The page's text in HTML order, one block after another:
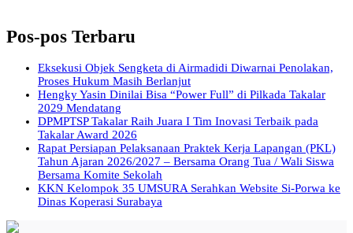
Pos-pos Terbaru
Eksekusi Objek Sengketa di Airmadidi Diwarnai Penolakan,
Proses Hukum Masih Berlanjut
Hengky Yasin Dinilai Bisa “Power Full” di Pilkada Takalar
2029 Mendatang
DPMPTSP Takalar Raih Juara I Tim Inovasi Terbaik pada
Takalar Award 2026
Rapat Persiapan Pelaksanaan Praktek Kerja Lapangan (PKL)
Tahun Ajaran 2026/2027 – Bersama Orang Tua / Wali Siswa
Bersama Komite Sekolah
KKN Kelompok 35 UMSURA Serahkan Website Si-Porwa ke
Dinas Koperasi Surabaya